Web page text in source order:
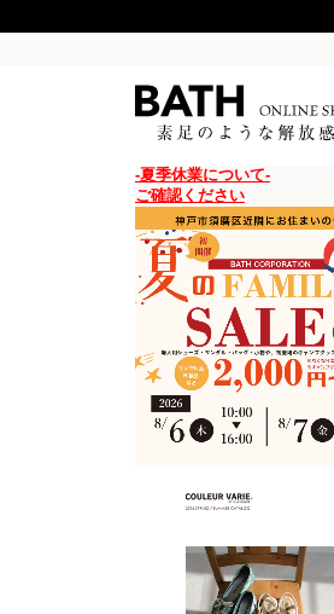
-夏季休業について-
ご確認ください